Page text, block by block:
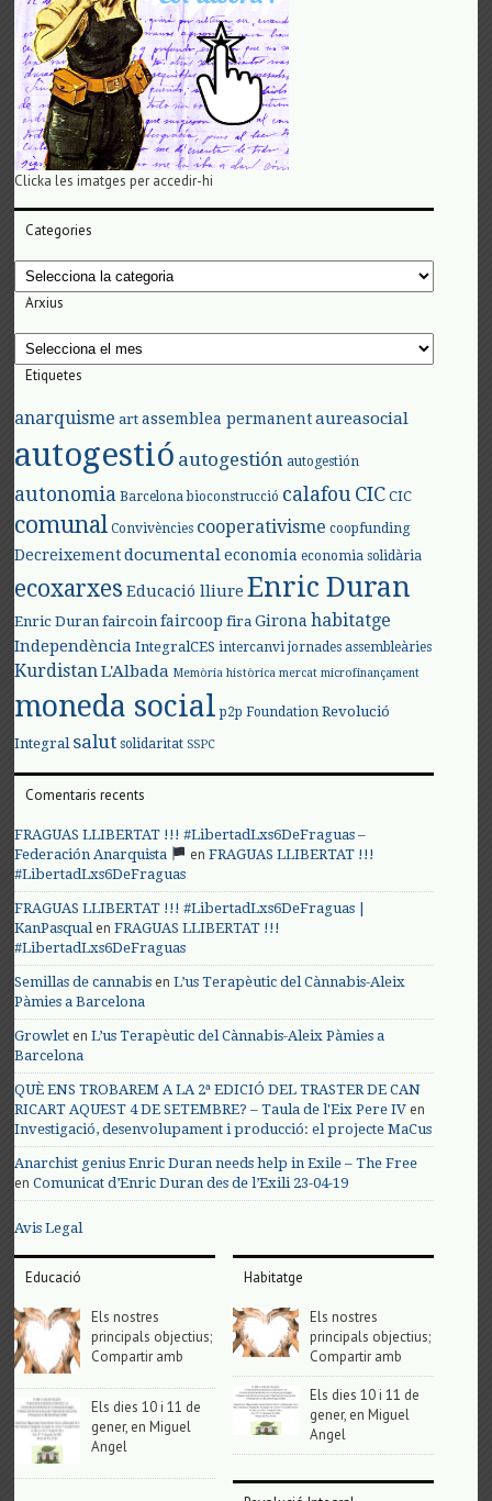
Clicka les imatges per accedir-hi
Categories
Categories
Arxius
Arxius
Etiquetes
anarquisme art assemblea permanent aureasocial
autogestió autogestión autogestión
autonomia Barcelona bioconstrucció calafou CIC CIC
comunal Convivències cooperativisme coopfunding
Decreixement documental economia economia solidària
ecoxarxes Educació lliure Enric Duran
Enric Duran faircoin faircoop fira Girona habitatge
Independència IntegralCES intercanvi jornades assembleàries
KurdistanL'Albada Memòria històrica mercat microfinançament
moneda social p2p Foundation Revolució
Integral salut solidaritat SSPC
Comentaris recents
FRAGUAS LLIBERTAT !!! #LibertadLxs6DeFraguas –
Federación Anarquista
enFRAGUAS LLIBERTAT !!!
#LibertadLxs6DeFraguas
FRAGUAS LLIBERTAT !!! #LibertadLxs6DeFraguas |
KanPasqualenFRAGUAS LLIBERTAT !!!
#LibertadLxs6DeFraguas
Semillas de cannabis enL’us Terapèutic del Cànnabis-Aleix
Pàmies a Barcelona
Growlet enL’us Terapèutic del Cànnabis-Aleix Pàmies a
Barcelona
QUÈ ENS TROBAREM A LA 2ª EDICIÓ DEL TRASTER DE CAN
RICART AQUEST 4 DE SETEMBRE? – Taula de l'Eix Pere IV en
Investigació, desenvolupament i producció: el projecte MaCus
Anarchist genius Enric Duran needs help in Exile – The Free
enComunicat d’Enric Duran des de l’Exili 23-04-19
Avis Legal
Educació
Els nostres
principals objectius;
Compartir amb
Els dies 10 i 11 de
gener, en Miguel
Angel
Habitatge
Els nostres
principals objectius;
Compartir amb
Els dies 10 i 11 de
gener, en Miguel
Angel